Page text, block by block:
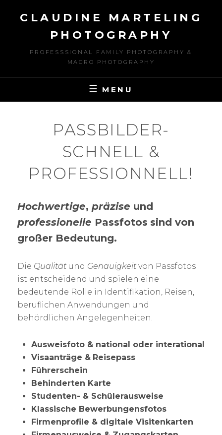
CLAUDINE MARTELING
PHOTOGRAPHY
PROFESSSIONAL FAMILY PHOTOGRAPHY &
MACRO PHOTOGRAPHY
MENU
PASSBILDER-
SCHNELL &
PROFESSIONNELL!
Hochwertige, präzise und
professionelle Passfotos sind von
großer Bedeutung.
Die Qualität und Genauigkeit von Passfotos
ist entscheidend und spielen eine
bedeutende Rolle in Identifikation, Reisen,
beruflichen Anwendungen und
behördlichen Angelegenheiten.
Ausweisfoto & national oder interational
Visaanträge & Reisepass
Führerschein
Behinderten Karte
Studenten- & Schülerausweise
Klassische Bewerbungensfotos
Firmenprofile & digitale Visitenkarten